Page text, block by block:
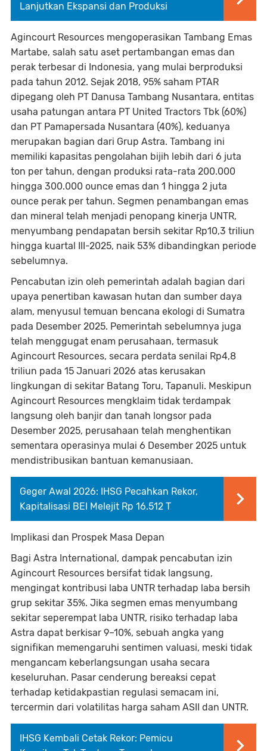
Lanjutkan Ekspansi dan Produksi
Agincourt Resources mengoperasikan Tambang Emas
Martabe, salah satu aset pertambangan emas dan
perak terbesar di Indonesia, yang mulai berproduksi
pada tahun 2012. Sejak 2018, 95% saham PTAR
dipegang oleh PT Danusa Tambang Nusantara, entitas
usaha patungan antara PT United Tractors Tbk (60%)
dan PT Pamapersada Nusantara (40%), keduanya
merupakan bagian dari Grup Astra. Tambang ini
memiliki kapasitas pengolahan bijih lebih dari 6 juta
ton per tahun, dengan produksi rata-rata 200.000
hingga 300.000 ounce emas dan 1 hingga 2 juta
ounce perak per tahun. Segmen penambangan emas
dan mineral telah menjadi penopang kinerja UNTR,
menyumbang pendapatan bersih sekitar Rp10,3 triliun
hingga kuartal III-2025, naik 53% dibandingkan periode
sebelumnya.
Pencabutan izin oleh pemerintah adalah bagian dari
upaya penertiban kawasan hutan dan sumber daya
alam, menyusul temuan bencana ekologi di Sumatra
pada Desember 2025. Pemerintah sebelumnya juga
telah menggugat enam perusahaan, termasuk
Agincourt Resources, secara perdata senilai Rp4,8
triliun pada 15 Januari 2026 atas kerusakan
lingkungan di sekitar Batang Toru, Tapanuli. Meskipun
Agincourt Resources mengklaim tidak terdampak
langsung oleh banjir dan tanah longsor pada
Desember 2025, perusahaan telah menghentikan
sementara operasinya mulai 6 Desember 2025 untuk
mendistribusikan bantuan kemanusiaan.
Geger Awal 2026: IHSG Pecahkan Rekor,
Kapitalisasi BEI Melejit Rp 16.512 T
Implikasi dan Prospek Masa Depan
Bagi Astra International, dampak pencabutan izin
Agincourt Resources bersifat tidak langsung,
mengingat kontribusi laba UNTR terhadap laba bersih
grup sekitar 35%. Jika segmen emas menyumbang
sekitar seperempat laba UNTR, risiko terhadap laba
Astra dapat berkisar 9–10%, sebuah angka yang
signifikan memengaruhi sentimen valuasi, meski tidak
mengancam keberlangsungan usaha secara
keseluruhan. Pasar cenderung bereaksi cepat
terhadap ketidakpastian regulasi semacam ini,
tercermin dari volatilitas harga saham ASII dan UNTR.
IHSG Kembali Cetak Rekor: Pemicu